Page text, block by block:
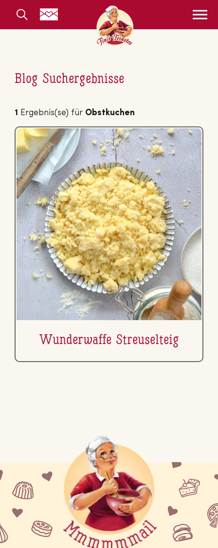
Blog Suchergebnisse
1 Ergebnis(se) für Obstkuchen
Wun­der­waf­fe Streu­sel­teig